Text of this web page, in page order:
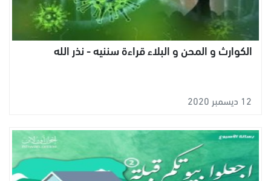
الكوارث و المحن و البلاء قراءة سننيه - نذر الله
12 ديسمبر 2020